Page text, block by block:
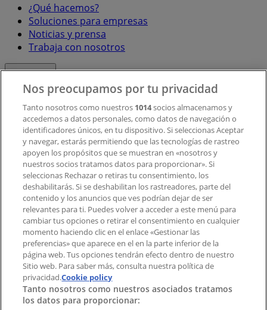
¿Qué hacemos?
Soluciones para empresas
Noticias y prensa
Trabaja con nosotros
Contacto comercial y de marketing
Tienda mal colocada en el mapa
Notificar un folleto
¿Encontraste un problema en la web o en la
aplicación?
Índices
Marcas
Marcas locales
Negocios
Negocios cercanos
Productos
Nos preocupamos por tu privacidad
Tanto nosotros como nuestros 1014socios almacenamos y
accedemos a datos personales, como datos de navegación o
identificadores únicos, en tu dispositivo. Si seleccionas Aceptar
y navegar, estarás permitiendo que las tecnologías de rastreo
apoyen los propósitos que se muestran en «nosotros y
nuestros socios tratamos datos para proporcionar». Si
seleccionas Rechazar o retiras tu consentimiento, los
deshabilitarás. Si se deshabilitan los rastreadores, parte del
contenido y los anuncios que ves podrían dejar de ser
relevantes para ti. Puedes volver a acceder a este menú para
cambiar tus opciones o retirar el consentimiento en cualquier
momento haciendo clic en el enlace «Gestionar las
preferencias» que aparece en el en la parte inferior de la
página web. Tus opciones tendrán efecto dentro de nuestro
Sitio web. Para saber más, consulta nuestra política de
privacidad.Cookie policy
Tanto nosotros como nuestros asociados tratamos
los datos para proporcionar: